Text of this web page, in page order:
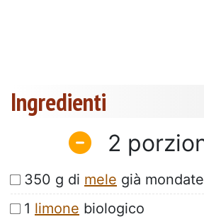
Ingredienti
2
350 g di mele già mondate
1 limone biologico